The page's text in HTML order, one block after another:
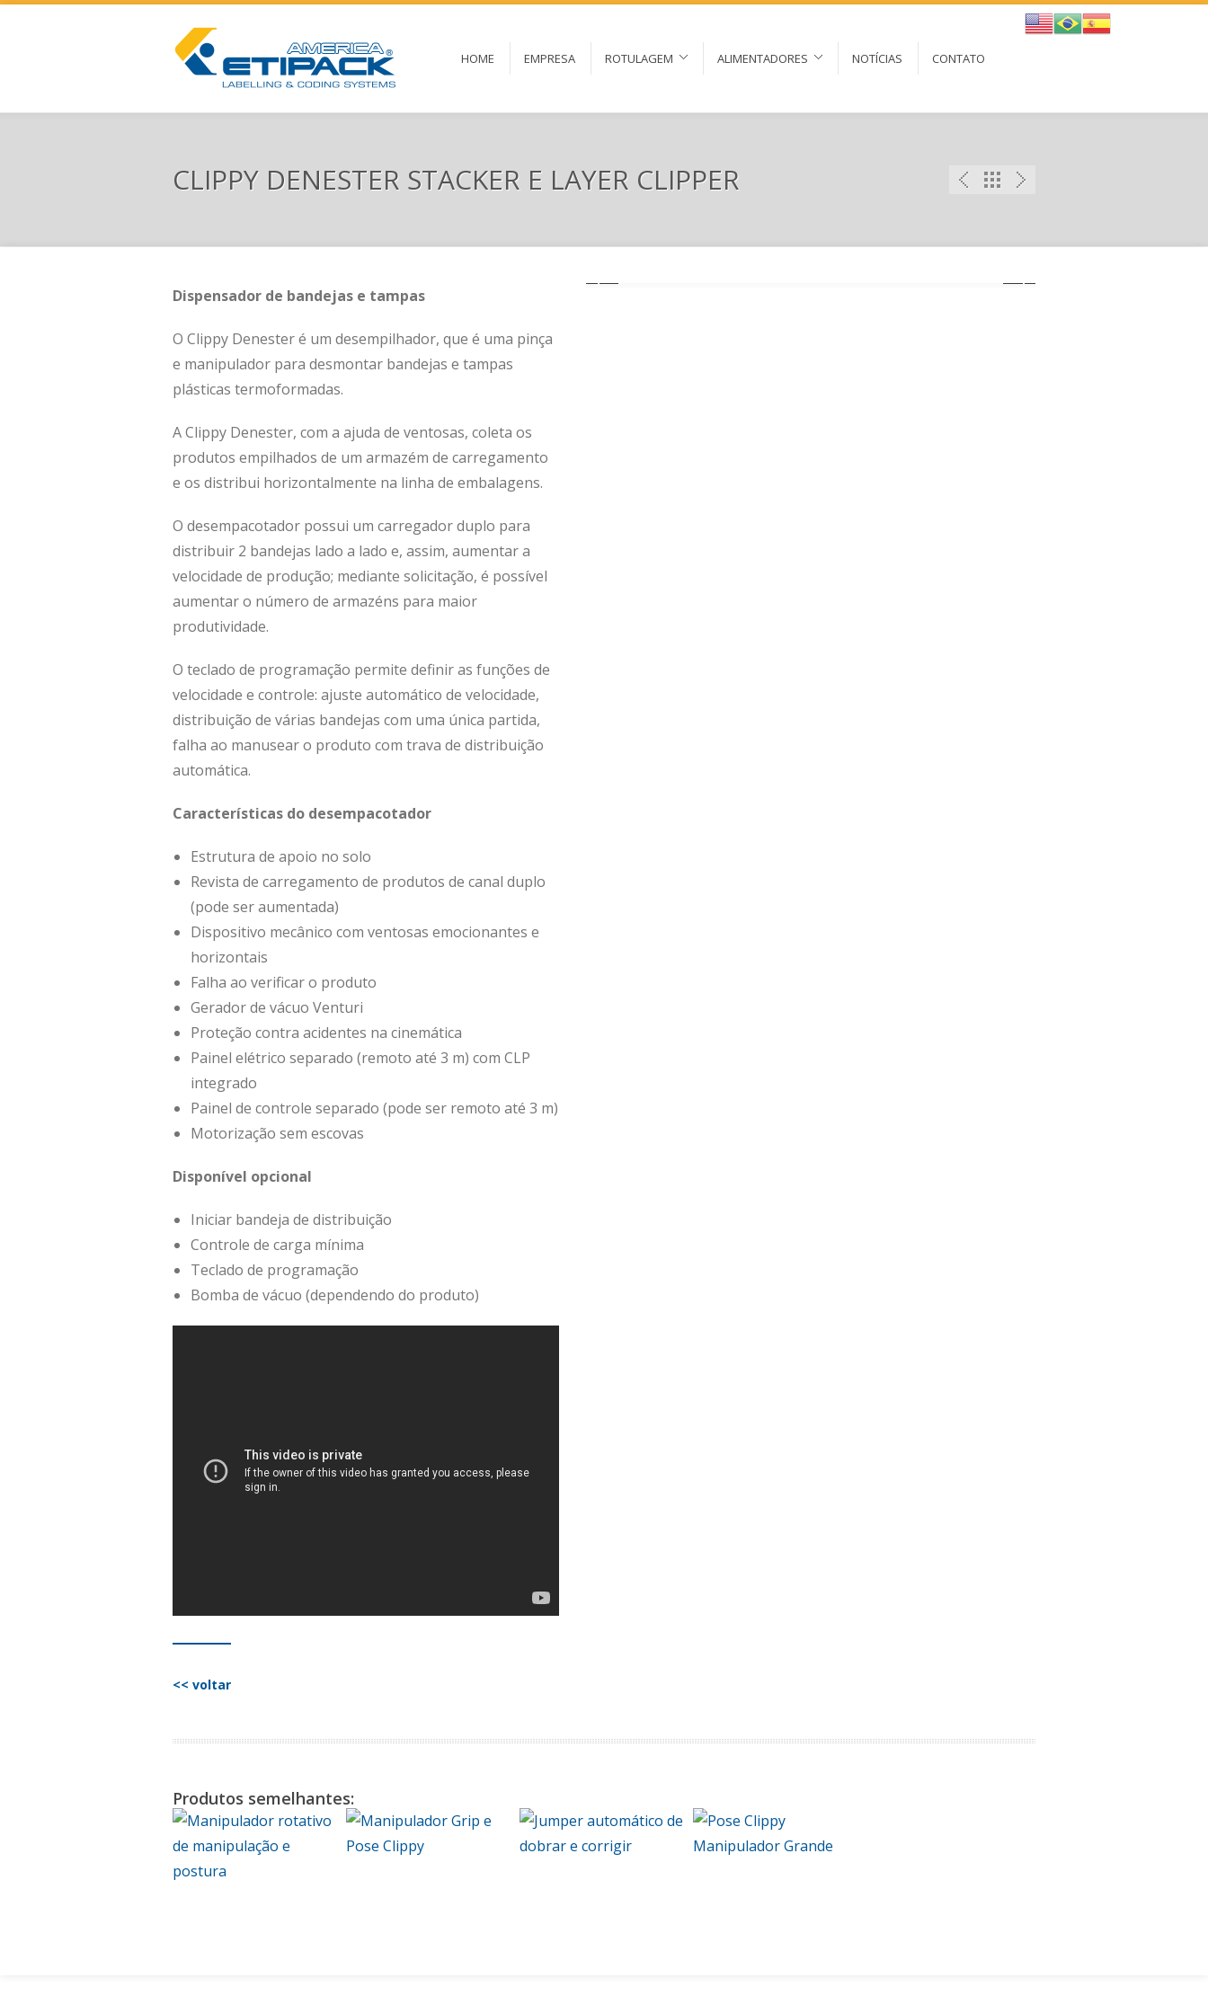
HOME EMPRESA ROTULAGEM ALIMENTADORES NOTÍCIAS CONTATO
CLIPPY DENESTER STACKER E LAYER CLIPPER
Dispensador de bandejas e tampas
O Clippy Denester é um desempilhador, que é uma pinça
e manipulador para desmontar bandejas e tampas
plásticas termoformadas.
A Clippy Denester, com a ajuda de ventosas, coleta os
produtos empilhados de um armazém de carregamento
e os distribui horizontalmente na linha de embalagens.
O desempacotador possui um carregador duplo para
distribuir 2 bandejas lado a lado e, assim, aumentar a
velocidade de produção; mediante solicitação, é possível
aumentar o número de armazéns para maior
produtividade.
O teclado de programação permite definir as funções de
velocidade e controle: ajuste automático de velocidade,
distribuição de várias bandejas com uma única partida,
falha ao manusear o produto com trava de distribuição
automática.
Características do desempacotador
Estrutura de apoio no solo
Revista de carregamento de produtos de canal duplo
(pode ser aumentada)
Dispositivo mecânico com ventosas emocionantes e
horizontais
Falha ao verificar o produto
Gerador de vácuo Venturi
Proteção contra acidentes na cinemática
Painel elétrico separado (remoto até 3 m) com CLP
integrado
Painel de controle separado (pode ser remoto até 3 m)
Motorização sem escovas
Disponível opcional
Iniciar bandeja de distribuição
Controle de carga mínima
Teclado de programação
Bomba de vácuo (dependendo do produto)
<< voltar
Produtos semelhantes: